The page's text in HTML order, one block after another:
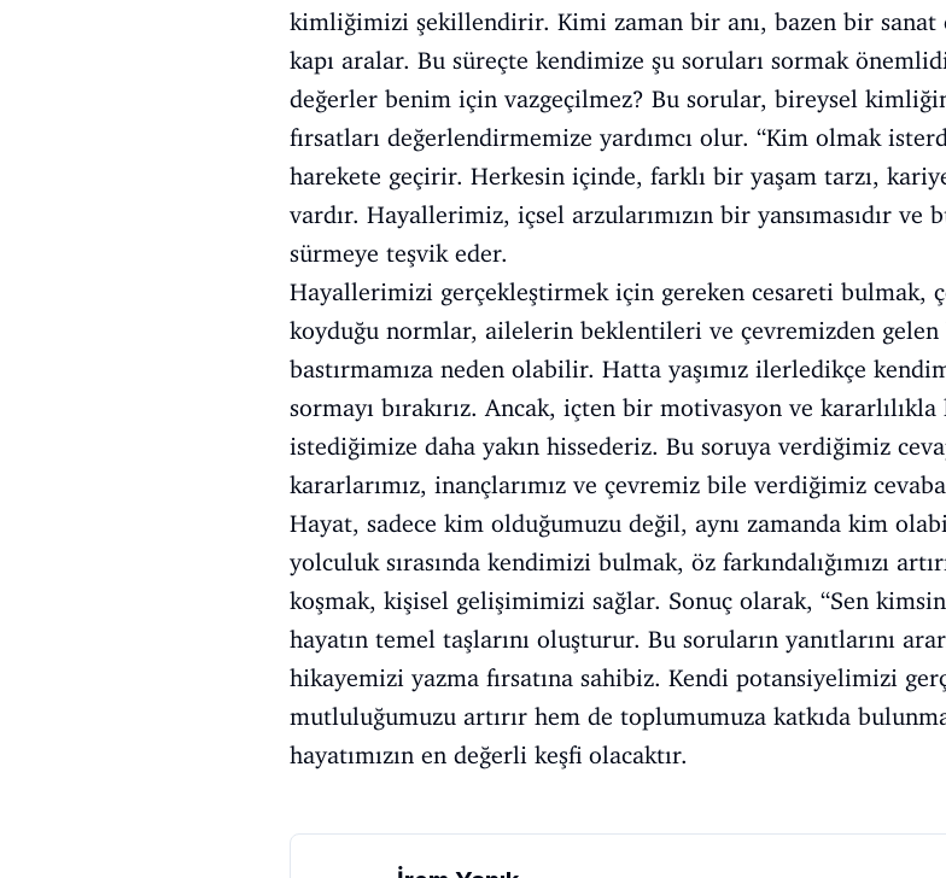
kimliğimizi şekillendirir. Kimi zaman bir anı, bazen bir sanat
kapı aralar. Bu süreçte kendimize şu soruları sormak
değerler benim için vazgeçilmez? Bu sorular, bireysel
fırsatları değerlendirmemize yardımcı olur. “Kim olmak
harekete geçirir. Herkesin içinde, farklı bir yaşam tarzı,
vardır. Hayallerimiz, içsel arzularımızın bir yansımasıdır
sürmeye teşvik eder.
Hayallerimizi gerçekleştirmek için gereken cesareti bulmak,
koyduğu normlar, ailelerin beklentileri ve çevremizden gelen
bastırmamıza neden olabilir. Hatta yaşımız ilerledikçe
sormayı bırakırız. Ancak, içten bir motivasyon ve
istediğimize daha yakın hissederiz. Bu soruya verdiğimiz
kararlarımız, inançlarımız ve çevremiz bile verdiğimiz
Hayat, sadece kim olduğumuzu değil, aynı zamanda kim
yolculuk sırasında kendimizi bulmak, öz farkındalığımızı
koşmak, kişisel gelişimimizi sağlar. Sonuç olarak, “Sen
hayatın temel taşlarını oluşturur. Bu soruların yanıtlarını
hikayemizi yazma fırsatına sahibiz. Kendi potansiyelimizi
mutluluğumuzu artırır hem de toplumumuza katkıda
hayatımızın en değerli keşfi olacaktır.